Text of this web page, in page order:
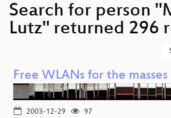
Search for person
Lutz" returned 296
Free WLANs for the masses
2003-12-29
97